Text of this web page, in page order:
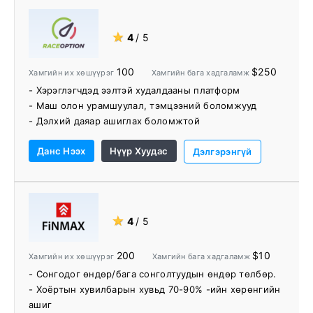
★ 4 / 5
Хамгийн их хөшүүрэг 100 Хамгийн бага хадгаламж $250
- Хэрэглэгчдэд ээлтэй худалдааны платформ
- Маш олон урамшуулал, тэмцээний боломжууд
- Дэлхий даяар ашиглах боломжтой
- Хурдан хадгаламж, мөнгө гаргах хугацаа
Данс Нээх Нүүр Хуудас Дэлгэрэнгүй
★ 4 / 5
Хамгийн их хөшүүрэг 200 Хамгийн бага хадгаламж $10
- Сонгодог өндөр/бага сонголтуудын өндөр төлбөр.
- Хоёртын хувилбарын хувьд 70-90% -ийн хөрөнгийн
ашиг